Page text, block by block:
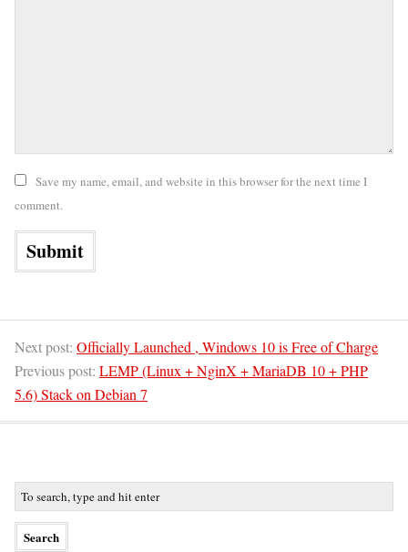
Save my name, email, and website in this browser for the next time I
comment.
Next post: Officially Launched , Windows 10 is Free of Charge
Previous post: LEMP (Linux + NginX + MariaDB 10 + PHP
5.6) Stack on Debian 7